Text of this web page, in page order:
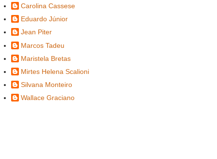
Carolina Cassese
Eduardo Júnior
Jean Piter
Marcos Tadeu
Maristela Bretas
Mirtes Helena Scalioni
Silvana Monteiro
Wallace Graciano